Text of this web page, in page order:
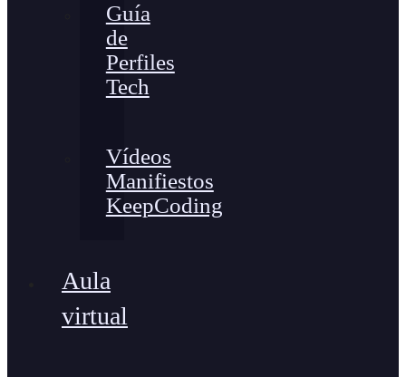
Guía
de
Perfiles
Tech
Vídeos
Manifiestos
KeepCoding
Aula
virtual